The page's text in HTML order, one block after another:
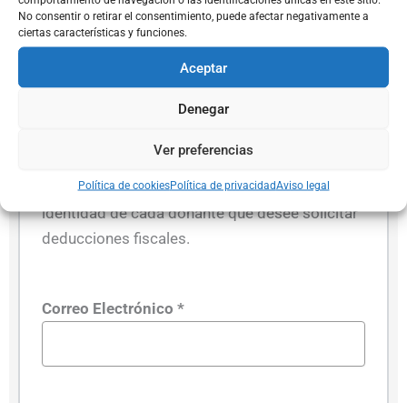
No consentir o retirar el consentimiento, puede afectar negativamente a
ciertas características y funciones.
Aceptar
Denegar
Ver preferencias
Política de cookiesPolítica de privacidadAviso legal
¿Por qué pedimos tu NIF?
Según la ley, debemos informar a las agencias
donaciones y donantes cada año. Por esta
razón, necesitamos ver el documento de
identidad de cada donante que desee solicitar
deducciones fiscales.
Correo Electrónico *